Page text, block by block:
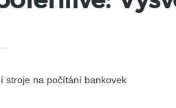
stroje na počítání bankovek